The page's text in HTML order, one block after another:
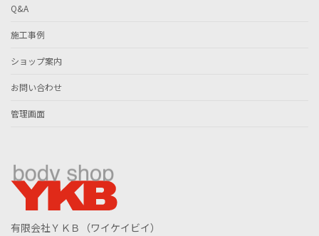
Q&A
施工事例
ショップ案内
お問い合わせ
管理画面
有限会社ＹＫＢ（ワイケイビイ）